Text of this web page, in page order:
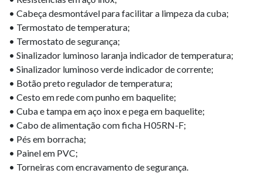
• Cabeça desmontável para facilitar a limpeza da cuba;
• Termostato de temperatura;
• Termostato de segurança;
• Sinalizador luminoso laranja indicador de temperatura;
• Sinalizador luminoso verde indicador de corrente;
• Botão preto regulador de temperatura;
• Cesto em rede com punho em baquelite;
• Cuba e tampa em aço inox e pega em baquelite;
• Cabo de alimentação com ficha H05RN-F;
• Pés em borracha;
• Painel em PVC;
• Torneiras com encravamento de segurança.